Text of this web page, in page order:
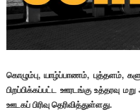
கொழும்பு, யாழ்ப்பாணம், புத்தளம்,
பிறப்பிக்கப்பட்ட ஊரடங்கு உத்தரவு
ஊடகப் பிரிவு தெரிவித்துள்ளது.